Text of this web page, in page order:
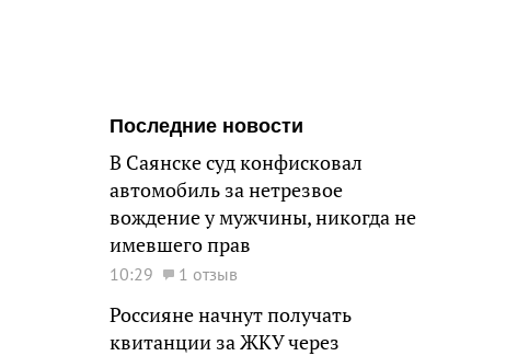
Последние новости
В Саянске суд конфисковал
автомобиль за нетрезвое
вождение у мужчины, никогда не
имевшего прав
10:29 1 отзыв
Россияне начнут получать
квитанции за ЖКУ через